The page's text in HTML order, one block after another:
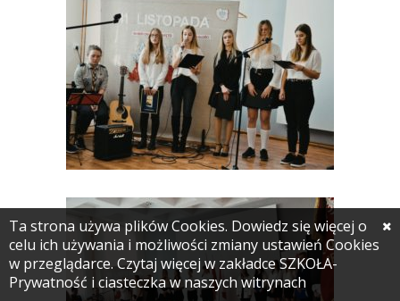
Ta strona używa plików Cookies. Dowiedz się więcej o
celu ich używania i możliwości zmiany ustawień Cookies
w przeglądarce. Czytaj więcej w zakładce SZKOŁA-
Prywatność i ciasteczka w naszych witrynach